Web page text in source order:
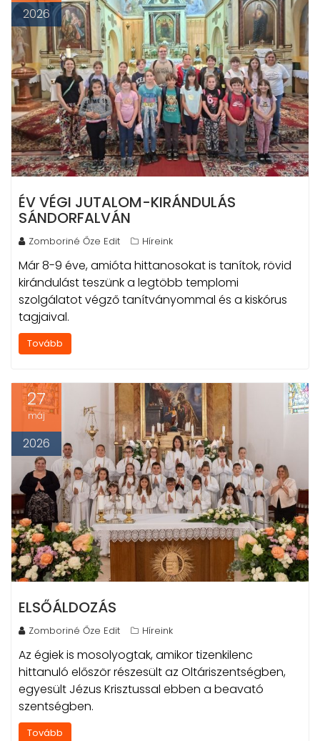
2026
ÉV VÉGI JUTALOM-KIRÁNDULÁS
SÁNDORFALVÁN
Zomboriné Őze Edit Híreink
Már 8-9 éve, amióta hittanosokat is tanítok, rövid
kirándulást teszünk a legtöbb templomi
szolgálatot végző tanítványommal és a kiskórus
tagjaival.
Tovább
27
máj
2026
ELSŐÁLDOZÁS
Zomboriné Őze Edit Híreink
Az égiek is mosolyogtak, amikor tizenkilenc
hittanuló először részesült az Oltáriszentségben,
egyesült Jézus Krisztussal ebben a beavató
szentségben.
Tovább